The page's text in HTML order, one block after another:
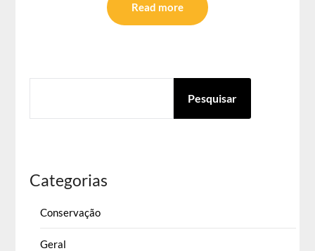
Read more
Pesquisar
Categorias
Conservação
Geral